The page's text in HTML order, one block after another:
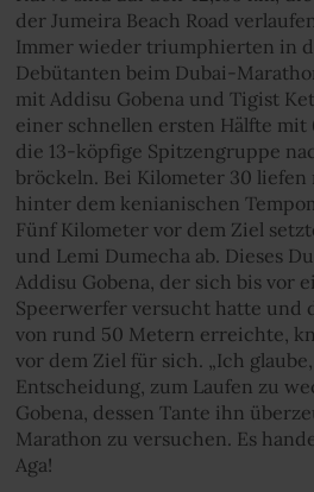
der Jumeira Beach Road
Immer wieder triumphierten in
Debütanten beim Dubai-
mit Addisu Gobena und Tigist
einer schnellen ersten Hälfte mit
die 13-köpfige Spitzengruppe
bröckeln. Bei Kilometer 30
hinter dem kenianischen
Fünf Kilometer vor dem Ziel
und Lemi Dumecha ab. Dieses
Addisu Gobena, der sich bis vor
Speerwerfer versucht hatte und
von rund 50 Metern erreichte,
vor dem Ziel für sich. „Ich
Entscheidung, zum Laufen zu
Gobena, dessen Tante ihn
Marathon zu versuchen. Es
Aga!